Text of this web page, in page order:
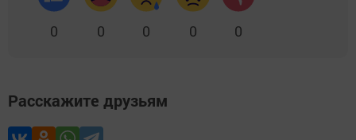
0 0 0 0 0
Расскажите друзьям